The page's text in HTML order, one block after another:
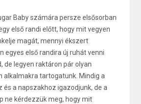
Baby számára persze elsősorban
első randi előtt, hogy mit vegyen
magát, mennyi ékszert
egyes első randira új ruhát venni
de legyen raktáron pár olyan
alkalmakra tartogatunk. Mindig a
és a napszakhoz igazodjunk, de a
ne kérdezzük meg, hogy mit